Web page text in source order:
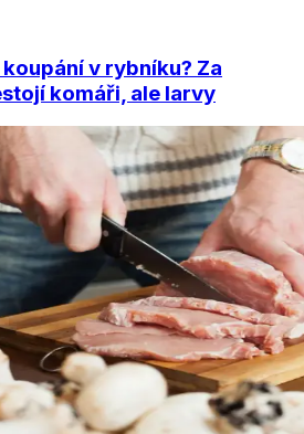
v rybníku? Za
komáři, ale larvy